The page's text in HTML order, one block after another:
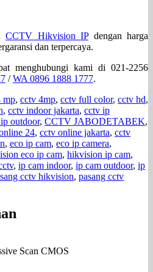
CCTV Hikvision IPdengan harga
dan terpercaya.
menghubungi kami di 021-2256
/WA 0896 1888 1777.
mp, cctv 4mp, cctv full color, cctv hd,
, cctv indoor jakarta, cctv ip
outdoor, CCTV JABODETABEK,
24, cctv online jakarta, cctv
, eco ip cam, eco ip camera,
eco ip cam, hikvision ip cam,
, ip cam indoor, ip cam outdoor, ip
cctv hikvision, pasang cctv
Scan CMOS